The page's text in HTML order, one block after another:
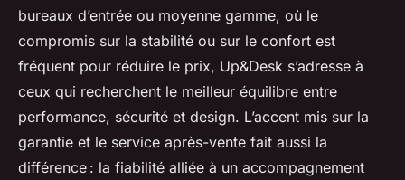
bureaux d’entrée ou moyenne gamme, où le
compromis sur la stabilité ou sur le confort est
fréquent pour réduire le prix, Up&Desk s’adresse à
ceux qui recherchent le meilleur équilibre entre
performance, sécurité et design. L’accent mis sur la
garantie et le service après-vente fait aussi la
différence : la fiabilité alliée à un accompagnement